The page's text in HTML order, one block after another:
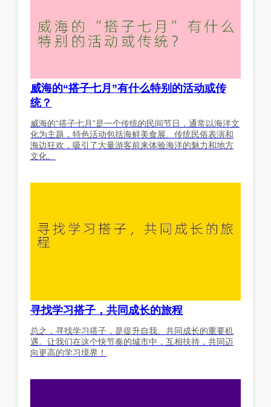
威海的“搭子七月”有什么特别的活动或传
统？
威海的“搭子七月”是一个传统的民间节日，通常以海洋文
化为主题，特色活动包括海鲜美食展、传统民俗表演和
海边狂欢，吸引了大量游客前来体验海洋的魅力和地方
文化。
寻找学习搭子，共同成长的旅程
总之，寻找学习搭子，是提升自我、共同成长的重要机
遇。让我们在这个快节奏的城市中，互相扶持，共同迈
向更高的学习境界！